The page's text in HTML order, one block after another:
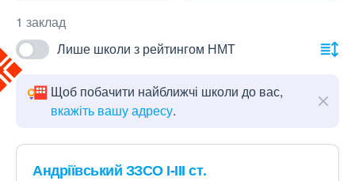
1 заклад
Лише школи з рейтингом НМТ
Щоб побачити найближчі школи до вас,
вкажіть вашу адресу.
Андріївський ЗЗСО І-ІІІ ст.